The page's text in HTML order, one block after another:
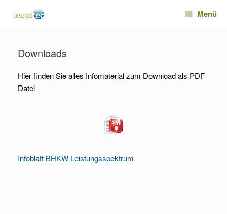
Inhalt
Menü
Downloads
Hier finden Sie alles Infomaterial zum Download als PDF
Datei
Infoblatt BHKW Leistungsspektrum